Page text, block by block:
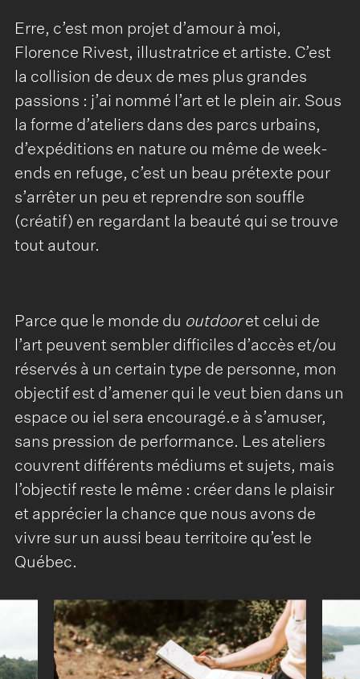
Erre, c’est mon projet d’amour à moi,
Florence Rivest, illustratrice et artiste. C’est
la collision de deux de mes plus grandes
passions : j’ai nommé l’art et le plein air. Sous
la forme d’ateliers dans des parcs urbains,
d’expéditions en nature ou même de week-
ends en refuge, c’est un beau prétexte pour
s’arrêter un peu et reprendre son souffle
(créatif) en regardant la beauté qui se trouve
tout autour.
Parce que le monde du outdooret celui de
l’art peuvent sembler difficiles d’accès et/ou
réservés à un certain type de personne, mon
objectif est d’amener qui le veut bien dans un
espace ou iel sera encouragé.e à s’amuser,
sans pression de performance. Les ateliers
couvrent différents médiums et sujets, mais
l’objectif reste le même : créer dans le plaisir
et apprécier la chance que nous avons de
vivre sur un aussi beau territoire qu’est le
Québec.